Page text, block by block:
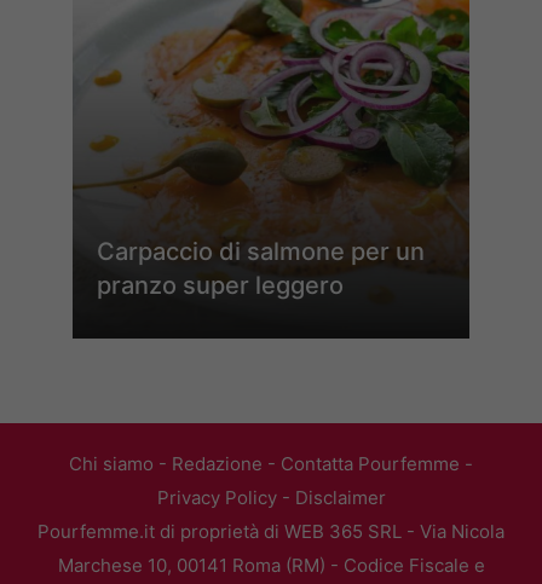
Carpaccio di salmone per un
pranzo super leggero
Chi siamo - Redazione - Contatta Pourfemme -
Privacy Policy- Disclaimer
Pourfemme.it di proprietà di WEB 365 SRL - Via Nicola
Marchese 10, 00141 Roma (RM) - Codice Fiscale e